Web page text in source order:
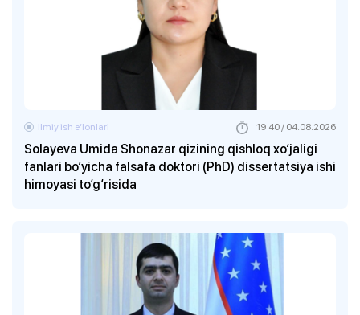
Solayeva Umida Shonazar qizining qishloq xo‘jaligi
fanlari bo‘yicha falsafa doktori (PhD) dissertatsiya ishi
himoyasi to‘g‘risida
Ilmiy ish eʼlonlari 19:40 / 04.08.2026